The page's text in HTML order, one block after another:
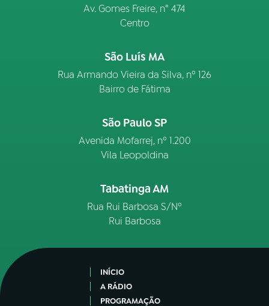
Av. Gomes Freire, n° 474
Centro
São Luís MA
Rua Armando Vieira da Silva, nº 126
Bairro de Fátima
São Paulo SP
Avenida Mofarrej, nº 1.200
Vila Leopoldina
Tabatinga AM
Rua Rui Barbosa S/Nº
Rui Barbosa
INÍCIO
A RÁDIO
PROGRAMAÇÃO